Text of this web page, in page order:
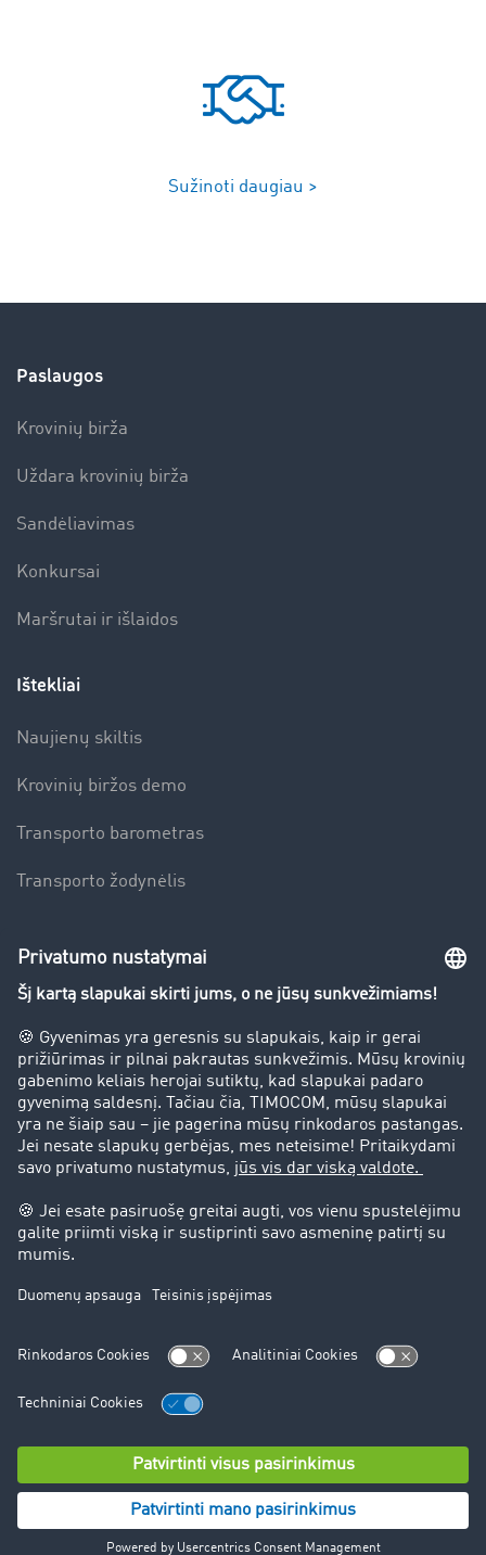
Sužinoti daugiau >
Paslaugos
Krovinių birža
Uždara krovinių birža
Sandėliavimas
Konkursai
Maršrutai ir išlaidos
Ištekliai
Naujienų skiltis
Krovinių biržos demo
Transporto barometras
Transporto žodynėlis
Įmonė
Sėkmės istorijos
Klientai įdarbina klientus
Teisinė informacija
Teisinis pranešimas
Duomenų apsauga
Slapukų nustatymai
Pagalba
© TIMOCOM GmbH 2026. Visos teisės saugomos.